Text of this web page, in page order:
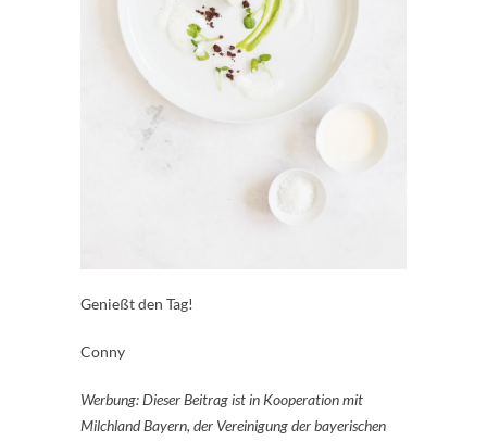
Genießt den Tag!
Conny
Werbung: Dieser Beitrag ist in Kooperation mit
Milchland Bayern, der Vereinigung der bayerischen